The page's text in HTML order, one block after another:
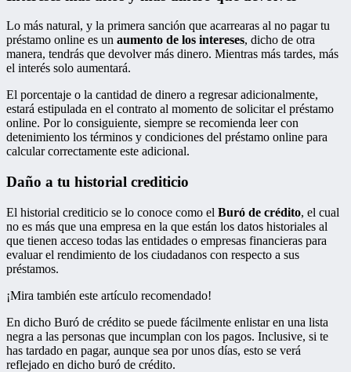
Lo más natural, y la primera sanción que acarrearas al no pagar tu
préstamo online es un aumento de los intereses, dicho de otra
manera, tendrás que devolver más dinero. Mientras más tardes, más
el interés solo aumentará.
El porcentaje o la cantidad de dinero a regresar adicionalmente,
estará estipulada en el contrato al momento de solicitar el préstamo
online. Por lo consiguiente, siempre se recomienda leer con
detenimiento los términos y condiciones del préstamo online para
calcular correctamente este adicional.
Daño a tu historial crediticio
El historial crediticio se lo conoce como el Buró de crédito, el cual
no es más que una empresa en la que están los datos historiales al
que tienen acceso todas las entidades o empresas financieras para
evaluar el rendimiento de los ciudadanos con respecto a sus
préstamos.
¡Mira también este artículo recomendado!
En dicho Buró de crédito se puede fácilmente enlistar en una lista
negra a las personas que incumplan con los pagos. Inclusive, si te
has tardado en pagar, aunque sea por unos días, esto se verá
reflejado en dicho buró de crédito.